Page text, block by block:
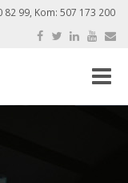
99, Kom: 507 173 200
Toggle